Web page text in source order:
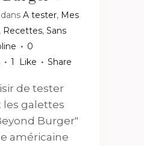
dans A tester, Mes
, Recettes, Sans
0
1 Like Share
de tester
galettes
Burger"
américaine